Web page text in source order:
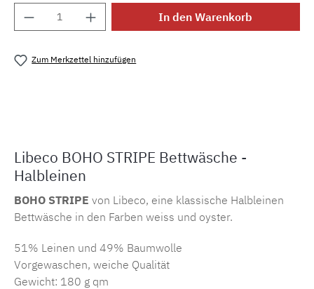
Produkt Anzahl: Gib den gewünschten
In den Warenkorb
Zum Merkzettel hinzufügen
Libeco BOHO STRIPE Bettwäsche -
Halbleinen
BOHO STRIPE von Libeco, eine klassische Halbleinen
Bettwäsche in den Farben weiss und oyster.
51% Leinen und 49% Baumwolle
Vorgewaschen, weiche Qualität
Gewicht: 180 g qm